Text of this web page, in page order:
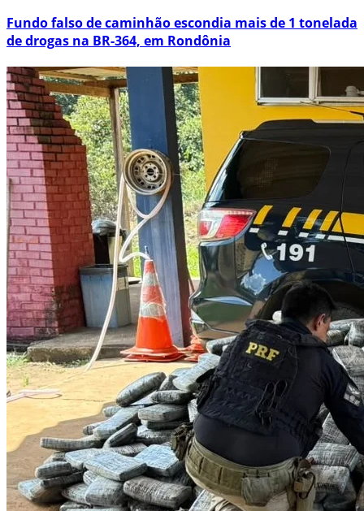
Fundo falso de caminhão escondia mais de 1 tonelada
de drogas na BR-364, em Rondônia